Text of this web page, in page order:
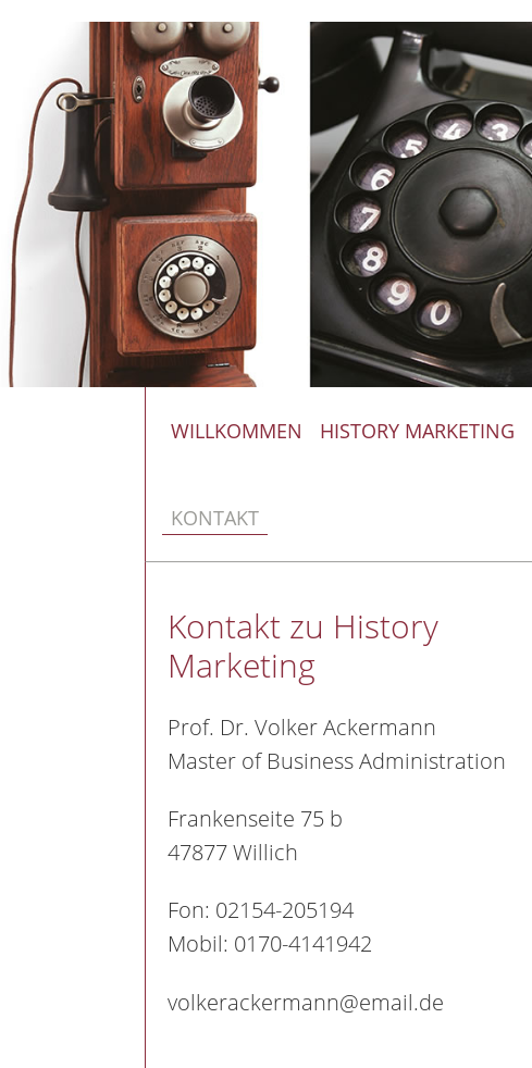
WILLKOMMEN HISTORY MARKETING
KONTAKT
Kontakt zu History
Marketing
Prof. Dr. Volker Ackermann
Master of Business Administration
Frankenseite 75 b
47877 Willich
Fon: 02154-205194
Mobil: 0170-4141942
volkerackermann@email.de